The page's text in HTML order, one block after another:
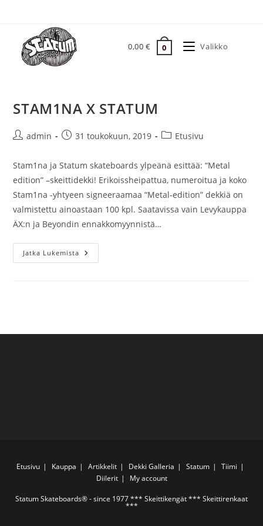
sisältöön
0,00 € 0 Valikko
STAM1NA X STATUM
Artikkelin
admin
Artikkeli
31 toukokuun, 2019
Artikkelin
Etusivu
Stam1na ja Statum skateboards ylpeänä esittää: “Metal
edition” –skeittidekki! Erikoissheipattua, numeroitua ja koko
Stam1na -yhtyeen signeeraamaa “Metal-edition” dekkiä on
valmistettu ainoastaan 100 kpl. Saatavissa vain Levykauppa
ÄX:n ja Beyondin ennakkomyynnistä…
Jatka Lukemista STAM1NA
X
Etusivu Kauppa Artikkelit Dekki Galleria Statum
Tiimi
Diilerit
My account
Statum Skateboards® - since 1977 *** Skeittikengät*** Skeittirenkaat
***